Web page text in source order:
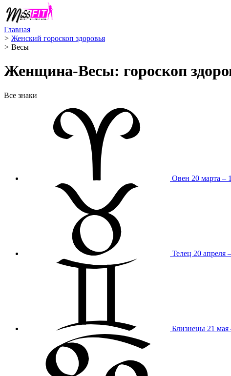
Главная
> Женский гороскоп здоровья
> Весы ️
Женщина-Весы: гороскоп
Все знаки
Овен 20 марта –
Телец 20 апреля
Близнецы 21